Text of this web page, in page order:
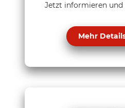
Jetzt informieren und
Mehr